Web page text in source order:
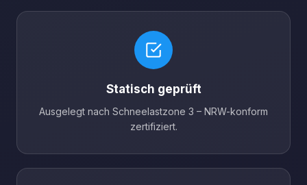
Statisch geprüft
Ausgelegt nach Schneelastzone 3 – NRW-konform
zertifiziert.